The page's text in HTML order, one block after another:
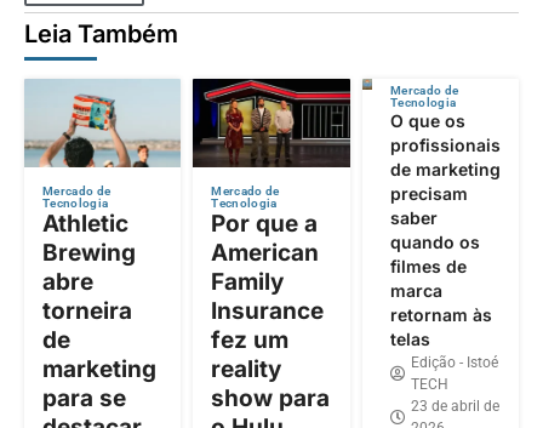
Leia Também
Mercado de
Tecnologia
Athletic
Brewing
abre
torneira
de
marketing
para se
Mercado de
Tecnologia
Por que a
American
Family
Insurance
fez um
reality
show para
Mercado de
Tecnologia
O que os
profissionais
de marketing
precisam
saber
quando os
filmes de
marca
retornam às
telas
Edição - Istoé
TECH
23 de abril de